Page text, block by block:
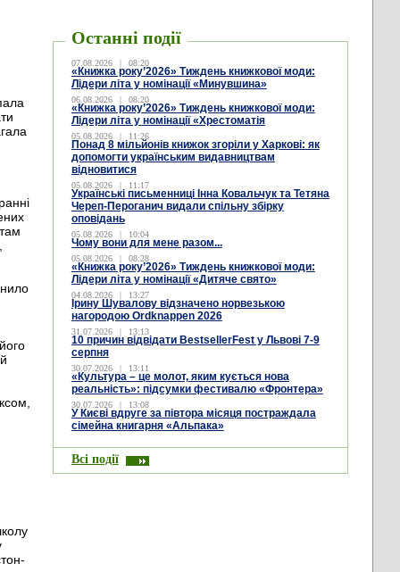
Останні події
07.08.2026 | 08:20
«Книжка року’2026» Тиждень книжкової моди:
Лідери літа у номінації «Минувшина»
06.08.2026 | 08:20
«Книжка року’2026» Тиждень книжкової моди:
Лідери літа у номінації «Хрестоматія
05.08.2026 | 11:26
Понад 8 мільйонів книжок згоріли у Харкові: як
допомогти українським видавництвам
відновитися
05.08.2026 | 11:17
Українські письменниці Інна Ковальчук та Тетяна
Череп-Пероганич видали спільну збірку
оповідань
05.08.2026 | 10:04
Чому вони для мене разом...
05.08.2026 | 08:28
«Книжка року’2026» Тиждень книжкової моди:
Лідери літа у номінації «Дитяче свято»
04.08.2026 | 13:27
Ірину Шувалову відзначено норвезькою
нагородою Ordknappen 2026
31.07.2026 | 13:13
10 причин відвідати BestsellerFest у Львові 7-9
серпня
30.07.2026 | 13:11
«Культура – це молот, яким кується нова
реальність»: підсумки фестивалю «Фронтера»
30.07.2026 | 13:08
У Києві вдруге за півтора місяця постраждала
сімейна книгарня «Альпака»
Всі події